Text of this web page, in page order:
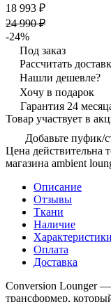
18 993 ₽
24 990 ₽
-24%
Под заказ
Рассчитать
Нашли дешевле?
Хочу в подарок
Гарантия 24
Товар участвует в
Добавьте пуфик/
Цена действительна
магазина ambient
Описание
Отзывы
Ткани
Наличие
Характеристики
Оплата
Доставка
Conversion Lounger
трансформер,